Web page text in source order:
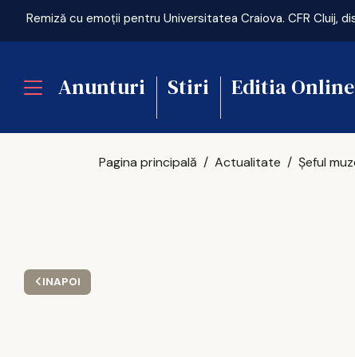
Anunturi Stiri Editia Online
INAPOI
Pagina principală Actualitate